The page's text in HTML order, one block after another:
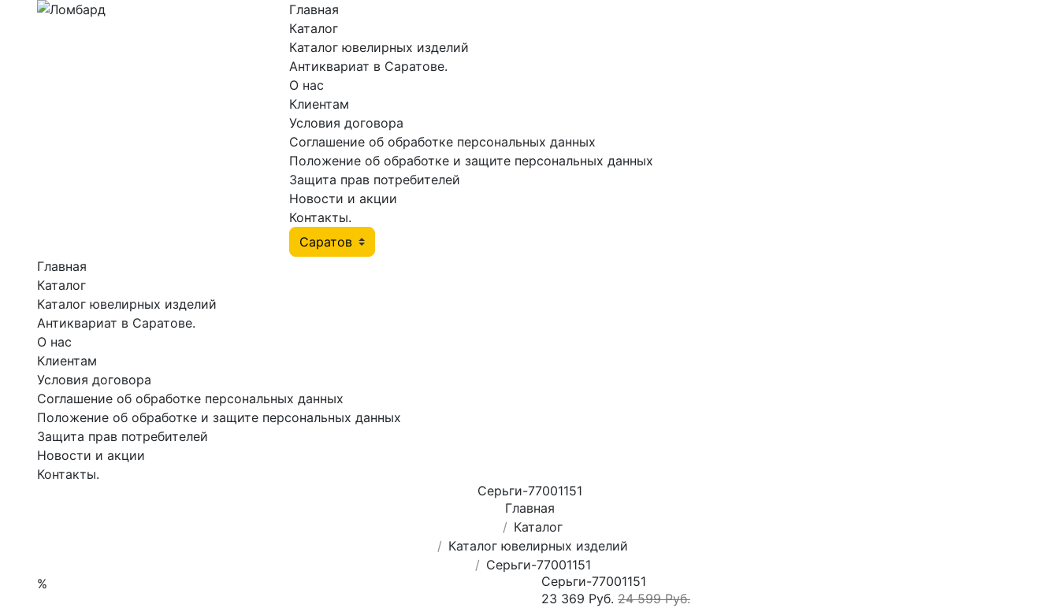
Главная
Каталог
Каталог ювелирных изделий
Антиквариат в Саратове.
О нас
Клиентам
Условия договора
Соглашение об обработке персональных данных
Положение об обработке и защите персональных данных
Защита прав потребителей
Новости и акции
Контакты.
Главная
Каталог
Каталог ювелирных изделий
Антиквариат в Саратове.
О нас
Клиентам
Условия договора
Соглашение об обработке персональных данных
Положение об обработке и защите персональных данных
Защита прав потребителей
Новости и акции
Контакты.
Серьги-77001151
Главная
Каталог
Каталог ювелирных изделий
Серьги-77001151
%
Серьги-77001151
23 369 Руб. 24 599 Руб.